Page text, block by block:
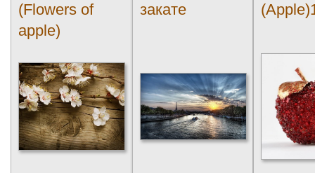
(Flowers of
apple)
закате